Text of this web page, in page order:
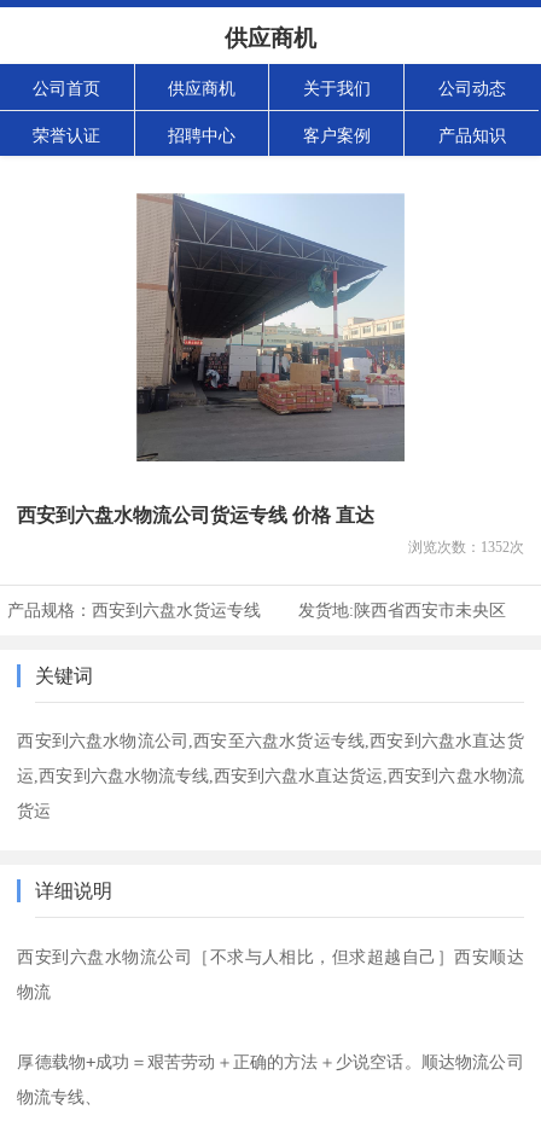
供应商机
公司首页 供应商机 关于我们 公司动态
荣誉认证 招聘中心 客户案例 产品知识
西安到六盘水物流公司货运专线 价格 直达
浏览次数： 1352次
产品规格： 西安到六盘水货运专线 发货地:陕西省西安市未央区
关键词
西安到六盘水物流公司,西安至六盘水货运专线,西安到六盘水直达货
运,西安到六盘水物流专线,西安到六盘水直达货运,西安到六盘水物流
货运
详细说明
西安到六盘水物流公司［不求与人相比，但求超越自己］西安顺达
物流
厚德载物+成功＝艰苦劳动＋正确的方法＋少说空话。顺达物流公司
物流专线、